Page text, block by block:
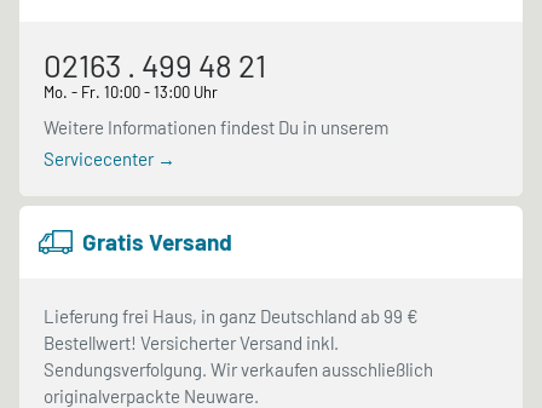
02163 . 499 48 21
Mo. - Fr. 10:00 - 13:00 Uhr
Weitere Informationen findest Du in unserem
Servicecenter →
Gratis Versand
Lieferung frei Haus, in ganz Deutschland ab 99 €
Bestellwert! Versicherter Versand inkl.
Sendungsverfolgung. Wir verkaufen ausschließlich
originalverpackte Neuware.